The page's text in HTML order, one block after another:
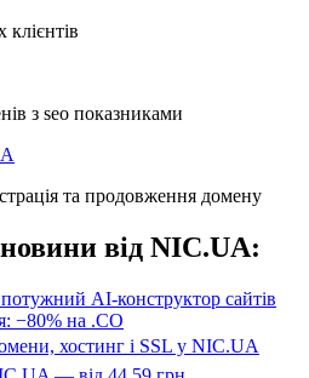
з seo показниками
та продовження домену
від NIC.UA:
AI-конструктор сайтів
−80% на .CO
хостинг і SSL у NIC.UA